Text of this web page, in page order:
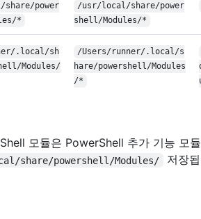
power
*
/usr/local/share/power
shell/Modules/*
.local/sh
Modules/
/Users/runner/.local/s
hare/powershell/Modules
/*
모듈은 PowerShell 추가 기능 모
share/powershell/Modules/ 저장